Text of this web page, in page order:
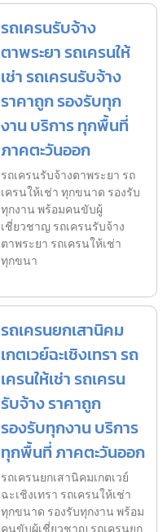
รถเครนรับจ้าง
ตาพระยา รถเครนให้
เช่า รถเครนรับจ้าง
ราคาถูก รองรับทุก
งาน บริการ ทุกพื้นที่
ภาคตะวันออก
รถเครนรับจ้างตาพระยา รถ
เครนให้เช่า ทุกขนาด รองรับ
ทุกงาน พร้อมคนขับผู้
เชี่ยวชาญ รถเครนรับจ้าง
ตาพระยา รถเครนให้เช่า
ทุกขนา
รถเครนยกเสานิคม
เกตเวย์ฉะเชิงเทรา รถ
เครนให้เช่า รถเครน
รับจ้าง ราคาถูก
รองรับทุกงาน บริการ
ทุกพื้นที่ ภาคตะวันออก
รถเครนยกเสานิคมเกตเวย์
ฉะเชิงเทรา รถเครนให้เช่า
ทุกขนาด รองรับทุกงาน พร้อม